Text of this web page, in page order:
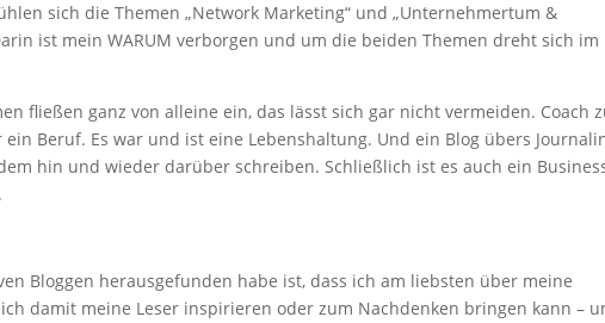
sich die Themen „Network Marketing“ und „Unternehmertum &
ist mein WARUM verborgen und um die beiden Themen dreht sich im
fließen ganz von alleine ein, das lässt sich gar nicht vermeiden. Coach
Beruf. Es war und ist eine Lebenshaltung. Und ein Blog übers
hin und wieder darüber schreiben. Schließlich ist es auch ein
Bloggen herausgefunden habe ist, dass ich am liebsten über meine
damit meine Leser inspirieren oder zum Nachdenken bringen kann –